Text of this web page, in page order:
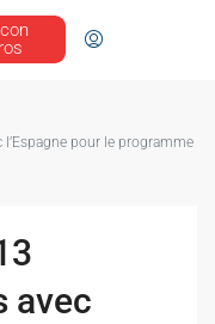
pour le programme
avec